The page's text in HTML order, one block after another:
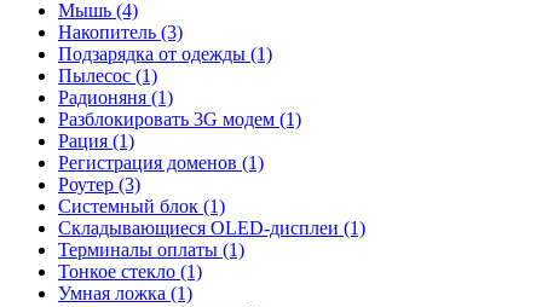
Мышь (4)
Накопитель (3)
Подзарядка от одежды (1)
Пылесос (1)
Радионяня (1)
Разблокировать 3G модем (1)
Рация (1)
Регистрация доменов (1)
Роутер (3)
Системный блок (1)
Складывающиеся OLED-дисплеи (1)
Терминалы оплаты (1)
Тонкое стекло (1)
Умная ложка (1)